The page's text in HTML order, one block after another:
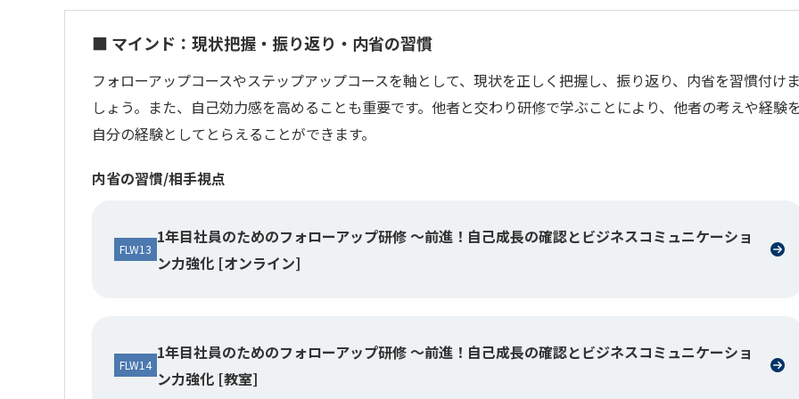
■ マインド：現状把握・振り返り・内省の習慣
フォローアップコースやステップアップコースを軸として、現状を正しく把握し、振り返り、内省を習慣付け
しょう。また、自己効力感を高めることも重要です。他者と交わり研修で学ぶことにより、他者の考えや経験
自分の経験としてとらえることができます。
内省の習慣/相手視点
FLW13
1年目社員のためのフォローアップ研修 ～前進！自己成長の確認とビジネスコミュニケーショ
ン力強化 [オンライン]
FLW14
1年目社員のためのフォローアップ研修 ～前進！自己成長の確認とビジネスコミュニケーショ
ン力強化 [教室]